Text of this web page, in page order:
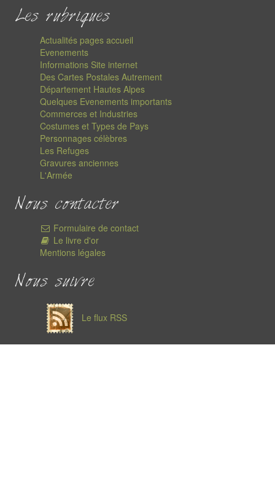
Les rubriques
Actualités pages accueil
Evenements
Informations Site internet
Des Cartes Postales Autrement
Département Hautes Alpes
Quelques Evenements importants
Commerces et Industries
Costumes et Types de Pays
Personnages célèbres
Les Refuges
Gravures anciennes
L'Armée
Nous contacter
Formulaire de contact
Le livre d'or
Mentions légales
Nous suivre
Le flux RSS